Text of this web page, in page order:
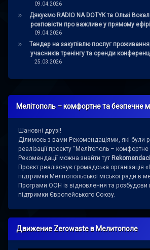
09.04.2026
Дякуємо RADIO NA DOTYK та Ользі
розповісти про важливе у прямому
09.04.2026
Тендер на закупівлю послуг
учасників тренінгу та оренди
25.03.2026
Мелітополь – комфортне та безпечне
Шановні друзі!
Ділимось з вами Рекомендаціями, які були
реалізації проєкту “Мелітополь –
Рекомендації можна знайти тут
Проєкт реалізовує громадська організація
підтримки Мелітопольської міської ради в
Програми ООН із відновлення та розбудови
підтримки Європейського Союзу.
Движение Zerowaste в Мелитополе